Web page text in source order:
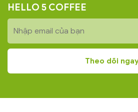
HELLO 5 COFFEE